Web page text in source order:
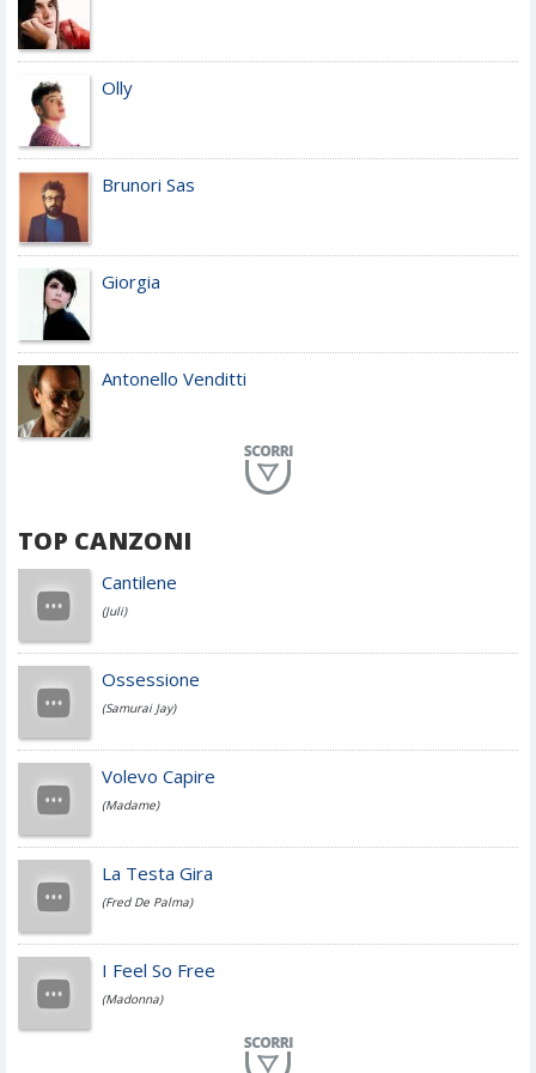
Olly
Brunori Sas
Giorgia
Antonello Venditti
Achille Lauro
Cesare Cremonini
Jovanotti
Fedez
Simone Cristicchi
TOP CANZONI
Cantilene
(Juli)
Ossessione
(Samurai Jay)
Volevo Capire
(Madame)
La Testa Gira
(Fred De Palma)
I Feel So Free
(Madonna)